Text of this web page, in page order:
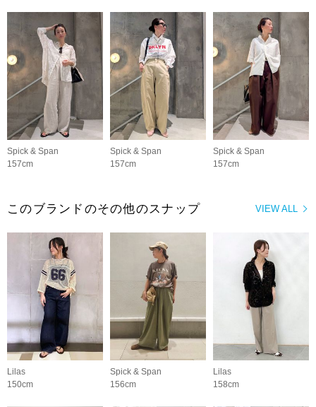
Spick & Span
157cm
Spick & Span
157cm
Spick & Span
157cm
VIEW ALL
このブランドのその他のスナップ
Lilas
150cm
Spick & Span
156cm
Lilas
158cm